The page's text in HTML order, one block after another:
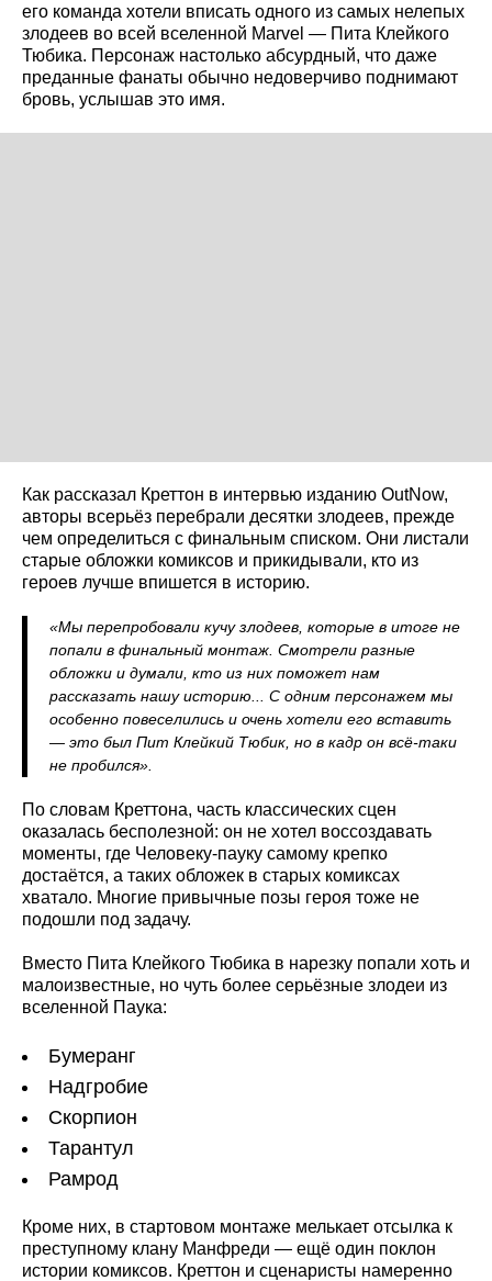
его команда хотели вписать одного из самых нелепых
злодеев во всей вселенной Marvel — Пита Клейкого
Тюбика. Персонаж настолько абсурдный, что даже
преданные фанаты обычно недоверчиво поднимают
бровь, услышав это имя.
Как рассказал Креттон в интервью изданию OutNow,
авторы всерьёз перебрали десятки злодеев, прежде
чем определиться с финальным списком. Они листали
старые обложки комиксов и прикидывали, кто из
героев лучше впишется в историю.
«Мы перепробовали кучу злодеев, которые в итоге не
попали в финальный монтаж. Смотрели разные
обложки и думали, кто из них поможет нам
рассказать нашу историю... С одним персонажем мы
особенно повеселились и очень хотели его вставить
— это был Пит Клейкий Тюбик, но в кадр он всё-таки
не пробился».
По словам Креттона, часть классических сцен
оказалась бесполезной: он не хотел воссоздавать
моменты, где Человеку-пауку самому крепко
достаётся, а таких обложек в старых комиксах
хватало. Многие привычные позы героя тоже не
подошли под задачу.
Вместо Пита Клейкого Тюбика в нарезку попали хоть и
малоизвестные, но чуть более серьёзные злодеи из
вселенной Паука:
Бумеранг
Надгробие
Скорпион
Тарантул
Рамрод
Кроме них, в стартовом монтаже мелькает отсылка к
преступному клану Манфреди — ещё один поклон
истории комиксов. Креттон и сценаристы намеренно